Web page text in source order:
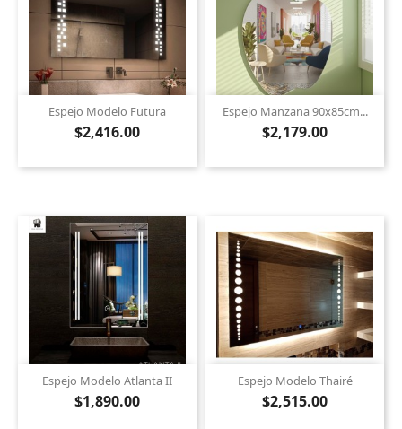
Espejo Modelo Futura
$2,416.00
Espejo Manzana 90x85cm...
$2,179.00
Espejo Modelo Atlanta II
$1,890.00
Espejo Modelo Thairé
$2,515.00